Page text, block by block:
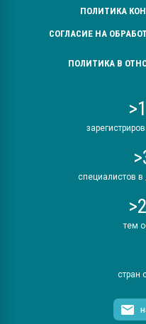
ПОЛИТИКА
СОГЛАСИЕ НА
ПОЛИТИКА В
специалистов
тем
стран